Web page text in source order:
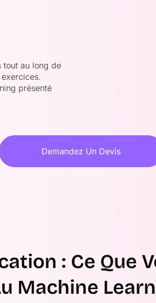
tout au long de
présenté
Demandez Un Devis
: Ce Que
Machine